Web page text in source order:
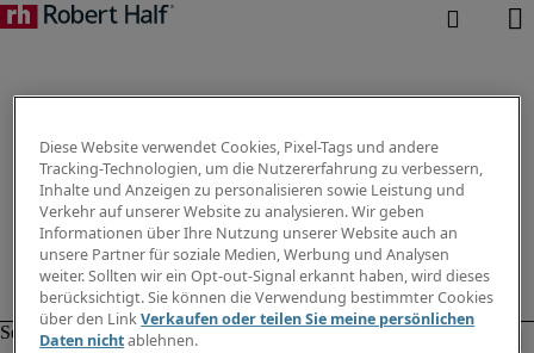
Diese Website verwendet Cookies, Pixel-Tags und andere
Tracking-Technologien, um die Nutzererfahrung zu verbessern,
Inhalte und Anzeigen zu personalisieren sowie Leistung und
Verkehr auf unserer Website zu analysieren. Wir geben
Informationen über Ihre Nutzung unserer Website auch an
unsere Partner für soziale Medien, Werbung und Analysen
weiter. Sollten wir ein Opt-out-Signal erkannt haben, wird dieses
berücksichtigt. Sie können die Verwendung bestimmter Cookies
über den LinkVerkaufen oder teilen Sie meine persönlichen
Daten nichtablehnen.